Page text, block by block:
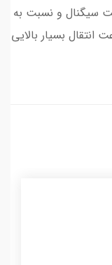
سیگنال و نسبت به
بسیار بالایی